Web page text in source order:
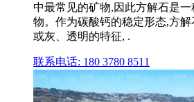
中最常见的矿物,因此方解石是
物。作为碳酸钙的稳定形态,方
或灰、透明的特征, .
联系电话: 180 3780 8511